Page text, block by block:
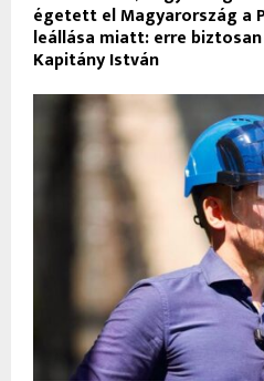
égetett el Magyarország a
leállása miatt: erre
Kapitány István